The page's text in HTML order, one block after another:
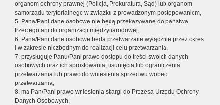
organom ochrony prawnej (Policja, Prokuratura, Sąd) lub organom
samorządu terytorialnego w związku z prowadzonym postępowaniem,
5. Pana/Pani dane osobowe nie będą przekazywane do państwa
trzeciego ani do organizacji międzynarodowej,
6. Pana/Pani dane osobowe będą przetwarzane wyłącznie przez okres
i w zakresie niezbędnym do realizacji celu przetwarzania,
7. przysługuje Panu/Pani prawo dostępu do treści swoich danych
osobowych oraz ich sprostowania, usunięcia lub ograniczenia
przetwarzania lub prawo do wniesienia sprzeciwu wobec
przetwarzania,
8. ma Pan/Pani prawo wniesienia skargi do Prezesa Urzędu Ochrony
Danych Osobowych,